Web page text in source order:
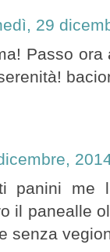
29
Passo
panini me
il panealle
senza